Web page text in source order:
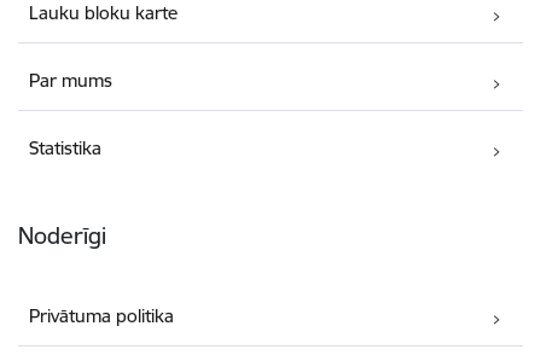
Lauku bloku karte
Par mums
Statistika
Noderīgi
Privātuma politika